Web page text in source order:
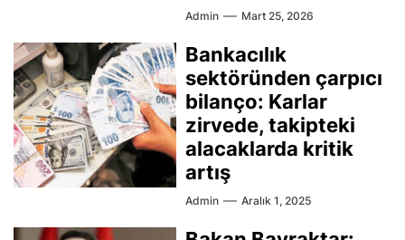
Admin Mart 25, 2026
Bankacılık
sektöründen çarpıcı
bilanço: Karlar
zirvede, takipteki
alacaklarda kritik
artış
Admin Aralık 1, 2025